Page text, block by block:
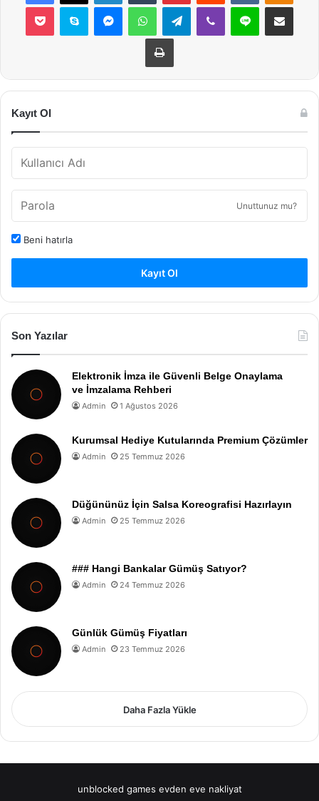
Pocket Skype MessengerWhatsAppTelegramViber Line E-Posta ile
Yazdır
Kayıt Ol
Unuttunuz mu?
Beni hatırla
Kayıt Ol
Son Yazılar
Elektronik İmza ile Güvenli Belge Onaylama
ve İmzalama Rehberi
Admin 1 Ağustos 2026
Kurumsal Hediye Kutularında Premium Çözümler
Admin 25 Temmuz 2026
Düğününüz İçin Salsa Koreografisi Hazırlayın
Admin 25 Temmuz 2026
### Hangi Bankalar Gümüş Satıyor?
Admin 24 Temmuz 2026
Günlük Gümüş Fiyatları
Admin 23 Temmuz 2026
Daha Fazla Yükle
unblocked games evden eve nakliyat